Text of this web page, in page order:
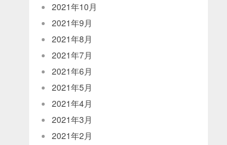
2021年10月
2021年9月
2021年8月
2021年7月
2021年6月
2021年5月
2021年4月
2021年3月
2021年2月